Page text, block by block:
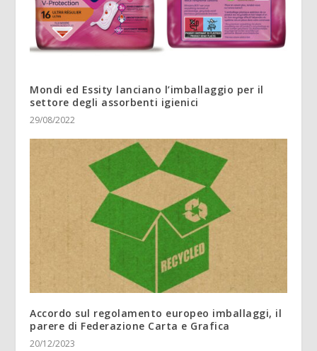
Mondi ed Essity lanciano l’imballaggio per il
settore degli assorbenti igienici
29/08/2022
Accordo sul regolamento europeo imballaggi, il
parere di Federazione Carta e Grafica
20/12/2023